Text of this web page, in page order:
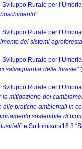
Rurale per
"
Rurale per
dei sistemi
Rurale per
salvaguardia delle foreste"
Rurale per
mitigazione del
alle pratiche ambientali in
sostenibile di
” e Sottomisura16.8 “S